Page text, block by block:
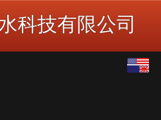
科技有限公司